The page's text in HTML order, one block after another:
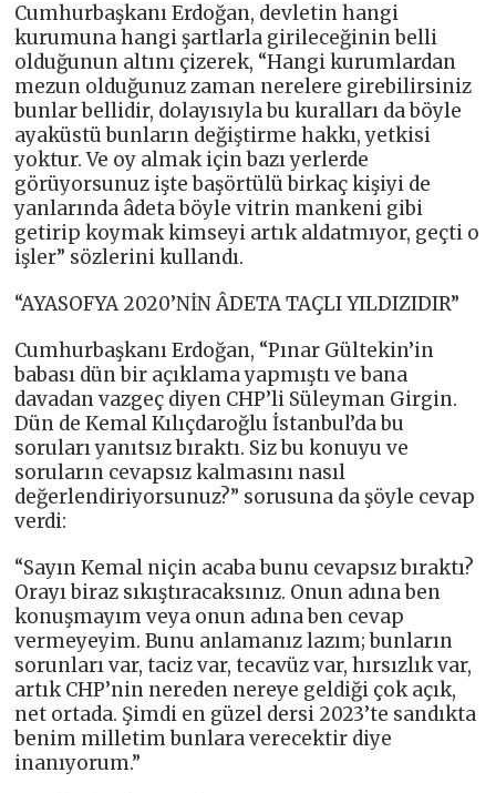
Cumhurbaşkanı Erdoğan, devletin hangi
kurumuna hangi şartlarla girileceğinin belli
olduğunun altını çizerek, “Hangi kurumlardan
mezun olduğunuz zaman nerelere girebilirsiniz
bunlar bellidir, dolayısıyla bu kuralları da böyle
ayaküstü bunların değiştirme hakkı, yetkisi
yoktur. Ve oy almak için bazı yerlerde
görüyorsunuz işte başörtülü birkaç kişiyi de
yanlarında âdeta böyle vitrin mankeni gibi
getirip koymak kimseyi artık aldatmıyor, geçti o
işler” sözlerini kullandı.
“AYASOFYA 2020’NİN ÂDETA TAÇLI YILDIZIDIR”
Cumhurbaşkanı Erdoğan, “Pınar Gültekin’in
babası dün bir açıklama yapmıştı ve bana
davadan vazgeç diyen CHP’li Süleyman Girgin.
Dün de Kemal Kılıçdaroğlu İstanbul’da bu
soruları yanıtsız bıraktı. Siz bu konuyu ve
soruların cevapsız kalmasını nasıl
değerlendiriyorsunuz?” sorusuna da şöyle cevap
verdi:
“Sayın Kemal niçin acaba bunu cevapsız bıraktı?
Orayı biraz sıkıştıracaksınız. Onun adına ben
konuşmayım veya onun adına ben cevap
vermeyeyim. Bunu anlamanız lazım; bunların
sorunları var, taciz var, tecavüz var, hırsızlık var,
artık CHP’nin nereden nereye geldiği çok açık,
net ortada. Şimdi en güzel dersi 2023’te sandıkta
benim milletim bunlara verecektir diye
inanıyorum.”